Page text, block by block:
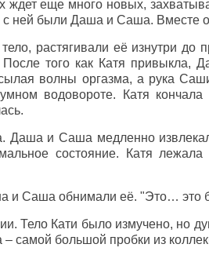
ждет еще много новых,
с ней были Даша и Саша. Вместе
растягивали её изнутри до
того как Катя привыкла,
волны оргазма, а рука
водовороте. Катя
Даша и Саша медленно
состояние. Катя
и Саша обнимали её. "Это… это
Тело Кати было измучено, но
самой большой пробки из